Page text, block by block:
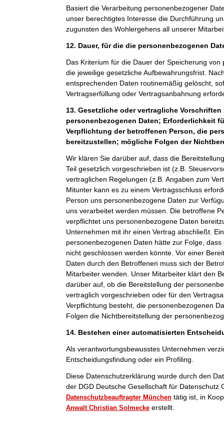
Basiert die Verarbeitung personenbezogener
unser berechtigtes Interesse die Durchführung
zugunsten des Wohlergehens all unserer
12. Dauer, für die die personenbezogenen
Das Kriterium für die Dauer der Speicherung
die jeweilige gesetzliche Aufbewahrungsfrist.
entsprechenden Daten routinemäßig gelöscht,
Vertragserfüllung oder Vertragsanbahnung
13. Gesetzliche oder vertragliche
personenbezogenen Daten; Erforderlichkeit
Verpflichtung der betroffenen Person, die
bereitzustellen; mögliche Folgen der
Wir klären Sie darüber auf, dass die
Teil gesetzlich vorgeschrieben ist (z.B.
vertraglichen Regelungen (z.B. Angaben zum
Mitunter kann es zu einem Vertragsschluss
Person uns personenbezogene Daten zur
uns verarbeitet werden müssen. Die betroffene
verpflichtet uns personenbezogene Daten
Unternehmen mit ihr einen Vertrag abschließt.
personenbezogenen Daten hätte zur Folge,
nicht geschlossen werden könnte. Vor einer
Daten durch den Betroffenen muss sich der
Mitarbeiter wenden. Unser Mitarbeiter klärt den
darüber auf, ob die Bereitstellung der
vertraglich vorgeschrieben oder für den
Verpflichtung besteht, die personenbezogenen
Folgen die Nichtbereitstellung der
14. Bestehen einer automatisierten
Als verantwortungsbewusstes Unternehmen
Entscheidungsfindung oder ein Profiling.
Diese Datenschutzerklärung wurde durch den
der DGD Deutsche Gesellschaft für Datenschutz
Datenschutzbeauftragter München tätig ist, in
Anwalt Christian Solmecke erstellt.